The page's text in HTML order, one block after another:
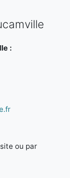
:
ou par